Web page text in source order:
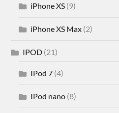
iPhone XS (9)
iPhone XS Max (2)
IPOD (21)
IPod 7 (4)
IPod nano (8)